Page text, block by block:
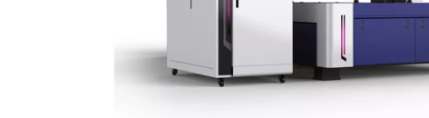
sua precisão e eficiência superiores. Esta tecnologia avançada